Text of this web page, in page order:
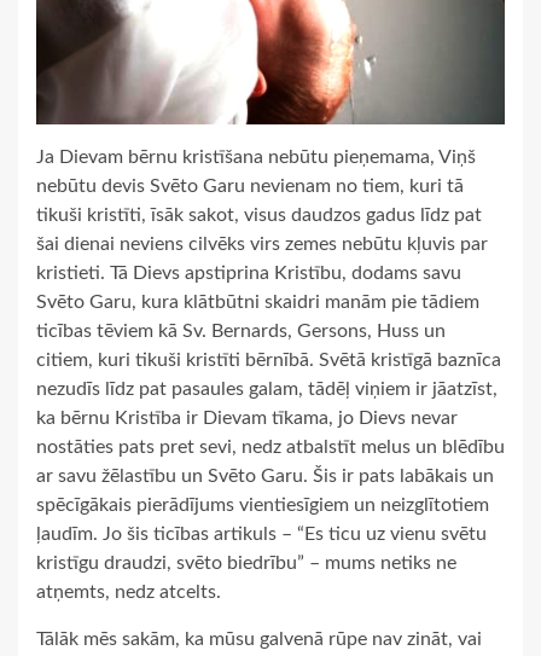
Ja Dievam bērnu kristīšana nebūtu pieņemama, Viņš
nebūtu devis Svēto Garu nevienam no tiem, kuri tā
tikuši kristīti, īsāk sakot, visus daudzos gadus līdz pat
šai dienai neviens cilvēks virs zemes nebūtu kļuvis par
kristieti. Tā Dievs apstiprina Kristību, dodams savu
Svēto Garu, kura klātbūtni skaidri manām pie tādiem
ticības tēviem kā Sv. Bernards, Gersons, Huss un
citiem, kuri tikuši kristīti bērnībā. Svētā kristīgā baznīca
nezudīs līdz pat pasaules galam, tādēļ viņiem ir jāatzīst,
ka bērnu Kristība ir Dievam tīkama, jo Dievs nevar
nostāties pats pret sevi, nedz atbalstīt melus un blēdību
ar savu žēlastību un Svēto Garu. Šis ir pats labākais un
spēcīgākais pierādījums vientiesīgiem un neizglītotiem
ļaudīm. Jo šis ticības artikuls – “Es ticu uz vienu svētu
kristīgu draudzi, svēto biedrību” – mums netiks ne
atņemts, nedz atcelts.
Tālāk mēs sakām, ka mūsu galvenā rūpe nav zināt, vai